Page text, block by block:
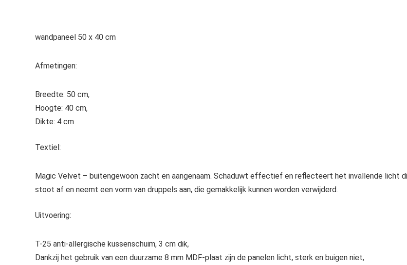
wandpaneel 50 x 40 cm
Afmetingen:
Breedte: 50 cm,
Hoogte: 40 cm,
Dikte: 4 cm
Textiel:
Magic Velvet – buitengewoon zacht en aangenaam. Schaduwt effectief en reflecteert het invallende licht
stoot af en neemt een vorm van druppels aan, die gemakkelijk kunnen worden verwijderd.
Uitvoering:
T-25 anti-allergische kussenschuim, 3 cm dik,
Dankzij het gebruik van een duurzame 8 mm MDF-plaat zijn de panelen licht, sterk en buigen niet,